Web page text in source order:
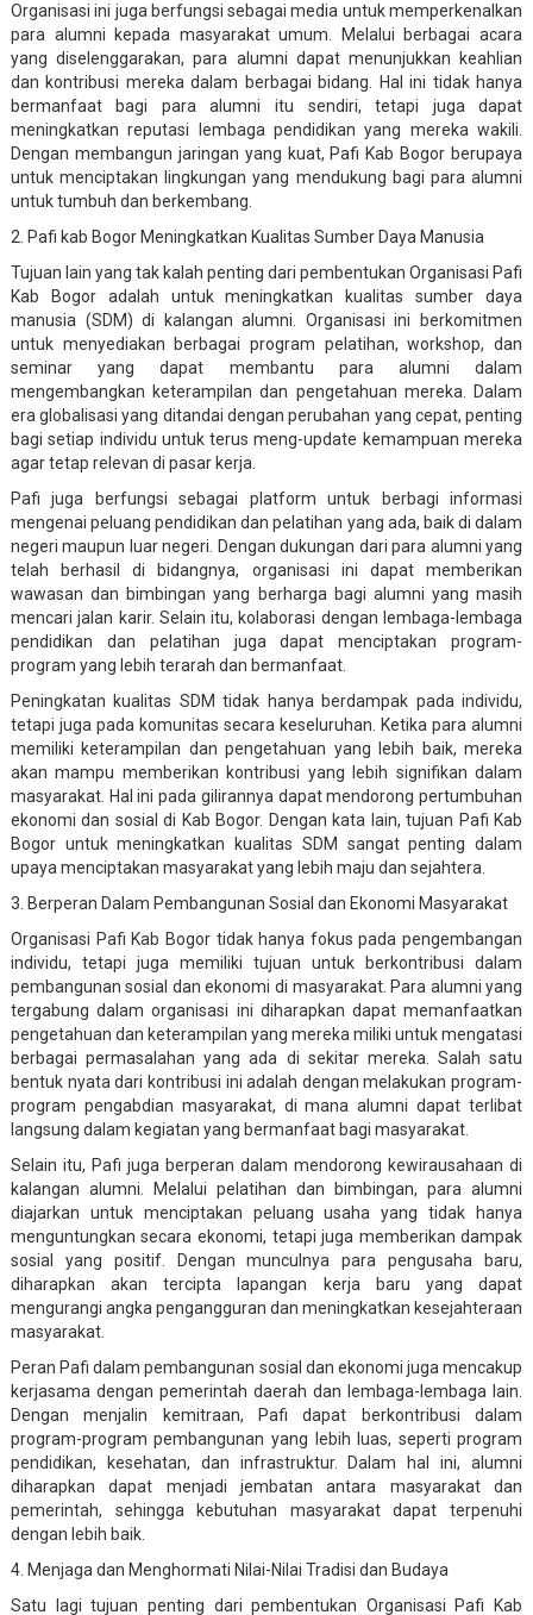
Organisasi ini juga berfungsi sebagai media untuk memperkenalkan
para alumni kepada masyarakat umum. Melalui berbagai acara
yang diselenggarakan, para alumni dapat menunjukkan keahlian
dan kontribusi mereka dalam berbagai bidang. Hal ini tidak hanya
bermanfaat bagi para alumni itu sendiri, tetapi juga dapat
meningkatkan reputasi lembaga pendidikan yang mereka wakili.
Dengan membangun jaringan yang kuat, Pafi Kab Bogor berupaya
untuk menciptakan lingkungan yang mendukung bagi para alumni
untuk tumbuh dan berkembang.
2. Pafi kab Bogor Meningkatkan Kualitas Sumber Daya Manusia
Tujuan lain yang tak kalah penting dari pembentukan Organisasi Pafi
Kab Bogor adalah untuk meningkatkan kualitas sumber daya
manusia (SDM) di kalangan alumni. Organisasi ini berkomitmen
untuk menyediakan berbagai program pelatihan, workshop, dan
seminar yang dapat membantu para alumni dalam
mengembangkan keterampilan dan pengetahuan mereka. Dalam
era globalisasi yang ditandai dengan perubahan yang cepat, penting
bagi setiap individu untuk terus meng-update kemampuan mereka
agar tetap relevan di pasar kerja.
Pafi juga berfungsi sebagai platform untuk berbagi informasi
mengenai peluang pendidikan dan pelatihan yang ada, baik di dalam
negeri maupun luar negeri. Dengan dukungan dari para alumni yang
telah berhasil di bidangnya, organisasi ini dapat memberikan
wawasan dan bimbingan yang berharga bagi alumni yang masih
mencari jalan karir. Selain itu, kolaborasi dengan lembaga-lembaga
pendidikan dan pelatihan juga dapat menciptakan program-
program yang lebih terarah dan bermanfaat.
Peningkatan kualitas SDM tidak hanya berdampak pada individu,
tetapi juga pada komunitas secara keseluruhan. Ketika para alumni
memiliki keterampilan dan pengetahuan yang lebih baik, mereka
akan mampu memberikan kontribusi yang lebih signifikan dalam
masyarakat. Hal ini pada gilirannya dapat mendorong pertumbuhan
ekonomi dan sosial di Kab Bogor. Dengan kata lain, tujuan Pafi Kab
Bogor untuk meningkatkan kualitas SDM sangat penting dalam
upaya menciptakan masyarakat yang lebih maju dan sejahtera.
3. Berperan Dalam Pembangunan Sosial dan Ekonomi Masyarakat
Organisasi Pafi Kab Bogor tidak hanya fokus pada pengembangan
individu, tetapi juga memiliki tujuan untuk berkontribusi dalam
pembangunan sosial dan ekonomi di masyarakat. Para alumni yang
tergabung dalam organisasi ini diharapkan dapat memanfaatkan
pengetahuan dan keterampilan yang mereka miliki untuk mengatasi
berbagai permasalahan yang ada di sekitar mereka. Salah satu
bentuk nyata dari kontribusi ini adalah dengan melakukan program-
program pengabdian masyarakat, di mana alumni dapat terlibat
langsung dalam kegiatan yang bermanfaat bagi masyarakat.
Selain itu, Pafi juga berperan dalam mendorong kewirausahaan di
kalangan alumni. Melalui pelatihan dan bimbingan, para alumni
diajarkan untuk menciptakan peluang usaha yang tidak hanya
menguntungkan secara ekonomi, tetapi juga memberikan dampak
sosial yang positif. Dengan munculnya para pengusaha baru,
diharapkan akan tercipta lapangan kerja baru yang dapat
mengurangi angka pengangguran dan meningkatkan kesejahteraan
masyarakat.
Peran Pafi dalam pembangunan sosial dan ekonomi juga mencakup
kerjasama dengan pemerintah daerah dan lembaga-lembaga lain.
Dengan menjalin kemitraan, Pafi dapat berkontribusi dalam
program-program pembangunan yang lebih luas, seperti program
pendidikan, kesehatan, dan infrastruktur. Dalam hal ini, alumni
diharapkan dapat menjadi jembatan antara masyarakat dan
pemerintah, sehingga kebutuhan masyarakat dapat terpenuhi
dengan lebih baik.
4. Menjaga dan Menghormati Nilai-Nilai Tradisi dan Budaya
Satu lagi tujuan penting dari pembentukan Organisasi Pafi Kab